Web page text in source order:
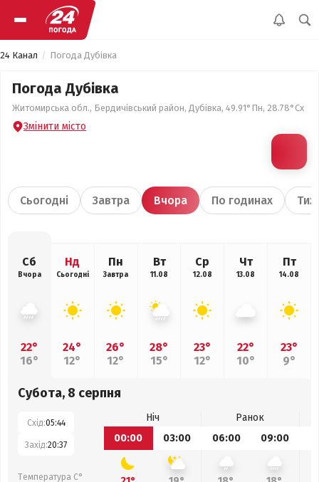
24 Канал Погода Дубівка
Погода Дубівка
Житомирська обл., Бердичівський район, Дубівка, 49.91°Пн, 28.78°Сх
Змінити місто
Сьогодні Завтра Вчора По годинах
Сб
Вчора
22°
16°
Нд
Сьогодні
24°
12°
Пн
Завтра
26°
12°
Вт
11.08
28°
15°
Ср
12.08
23°
12°
Чт
13.08
22°
10°
Пт
14.08
23°
9°
Субота, 8 серпня
Схід:05:44
Захід:20:37
Температура С°
Ніч
Ранок
00:00
03:00 06:00 09:00